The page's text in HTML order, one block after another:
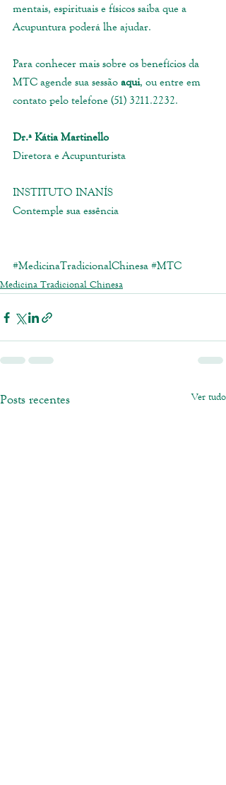
mentais, espirituais e físicos saiba que a
Acupuntura poderá lhe ajudar.
Para conhecer mais sobre os benefícios da
MTC agende sua sessão aqui, ou entre em
contato pelo telefone (51) 3211.2232.
Dr.ª Kátia Martinello
Diretora e Acupunturista
INSTITUTO INANÍS
Contemple sua essência
#MedicinaTradicionalChinesa#MTC
Medicina Tradicional Chinesa
Posts recentes Ver tudo